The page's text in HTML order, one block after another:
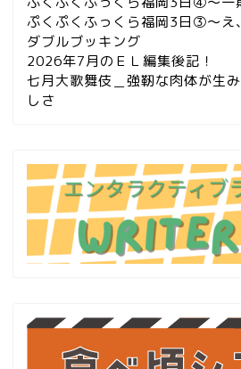
ぷくぷくふっくら福岡3日③～え
ダブルブッキング
2026年7月のＥＬ編集後記！
七月大歌舞伎＿強靭な肉体が生
しさ